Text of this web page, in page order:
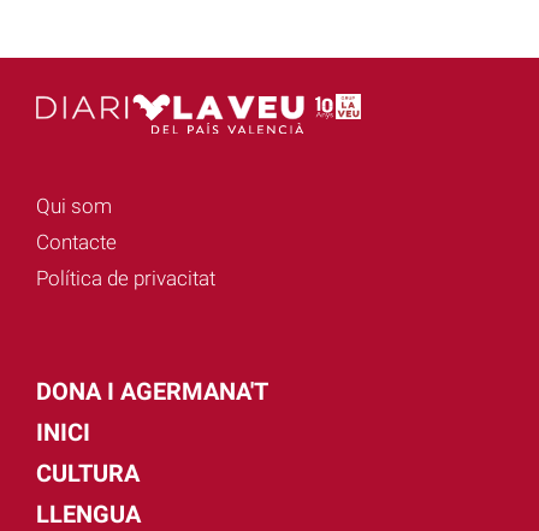
Qui som
Contacte
Política de privacitat
DONA I AGERMANA'T
INICI
CULTURA
LLENGUA